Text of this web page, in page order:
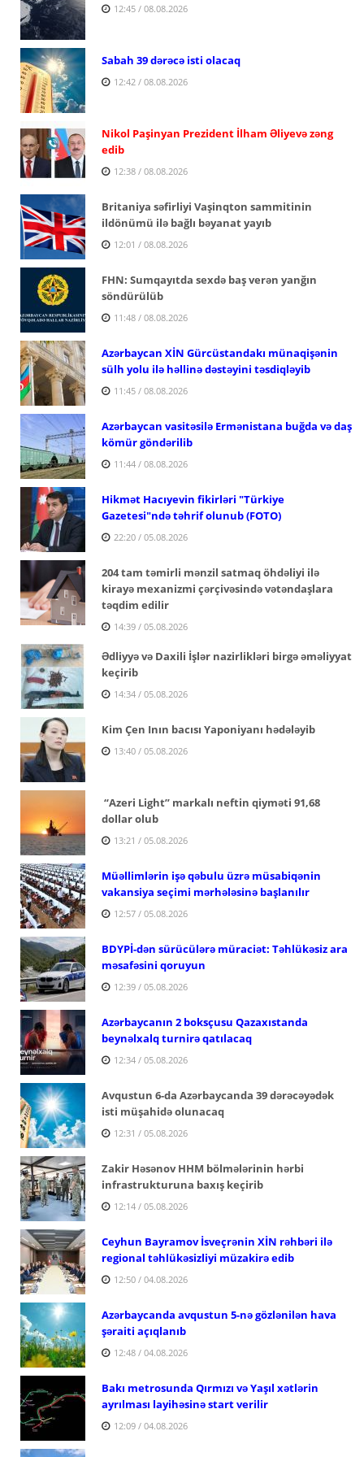
12:45 / 08.08.2026
Sabah 39 dərəcə isti olacaq
12:42 / 08.08.2026
Nikol Paşinyan Prezident İlham Əliyevə zəng
edib
12:38 / 08.08.2026
Britaniya səfirliyi Vaşinqton sammitinin
ildönümü ilə bağlı bəyanat yayıb
12:01 / 08.08.2026
FHN: Sumqayıtda sexdə baş verən yanğın
söndürülüb
11:48 / 08.08.2026
Azərbaycan XİN Gürcüstandakı münaqişənin
sülh yolu ilə həllinə dəstəyini təsdiqləyib
11:45 / 08.08.2026
Azərbaycan vasitəsilə Ermənistana buğda və daş
kömür göndərilib
11:44 / 08.08.2026
Hikmət Hacıyevin fikirləri "Türkiye
Gazetesi"ndə təhrif olunub (FOTO)
22:20 / 05.08.2026
204 tam təmirli mənzil satmaq öhdəliyi ilə
kirayə mexanizmi çərçivəsində vətəndaşlara
təqdim edilir
14:39 / 05.08.2026
Ədliyyə və Daxili İşlər nazirlikləri birgə əməliyyat
keçirib
14:34 / 05.08.2026
Kim Çen Inın bacısı Yaponiyanı hədələyib
13:40 / 05.08.2026
“Azeri Light” markalı neftin qiyməti 91,68
dollar olub
13:21 / 05.08.2026
Müəllimlərin işə qəbulu üzrə müsabiqənin
vakansiya seçimi mərhələsinə başlanılır
12:57 / 05.08.2026
BDYPİ-dən sürücülərə müraciət: Təhlükəsiz ara
məsafəsini qoruyun
12:39 / 05.08.2026
Azərbaycanın 2 boksçusu Qazaxıstanda
beynəlxalq turnirə qatılacaq
12:34 / 05.08.2026
Avqustun 6-da Azərbaycanda 39 dərəcəyədək
isti müşahidə olunacaq
12:31 / 05.08.2026
Zakir Həsənov HHM bölmələrinin hərbi
infrastrukturuna baxış keçirib
12:14 / 05.08.2026
Ceyhun Bayramov İsveçrənin XİN rəhbəri ilə
regional təhlükəsizliyi müzakirə edib
12:50 / 04.08.2026
Azərbaycanda avqustun 5-nə gözlənilən hava
şəraiti açıqlanıb
12:48 / 04.08.2026
Bakı metrosunda Qırmızı və Yaşıl xətlərin
ayrılması layihəsinə start verilir
12:09 / 04.08.2026